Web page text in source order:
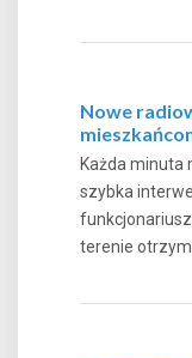
Nowe
Każda minuta
szybka
terenie